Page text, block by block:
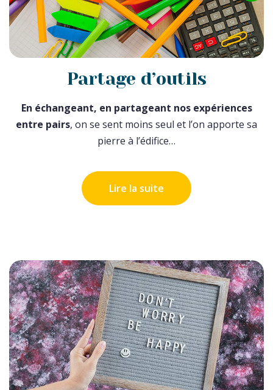
Partage d’outils
En échangeant, en partageant nos expériences
entre pairs, on se sent moins seul et l’on apporte sa
pierre à l’édifice…
Lire la suite